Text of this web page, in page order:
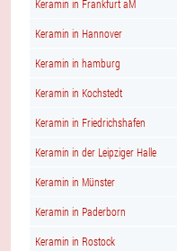
Keramin in Frankfurt aM
Keramin in Hannover
Keramin in hamburg
Keramin in Kochstedt
Keramin in Friedrichshafen
Keramin in der Leipziger Halle
Keramin in Münster
Keramin in Paderborn
Keramin in Rostock